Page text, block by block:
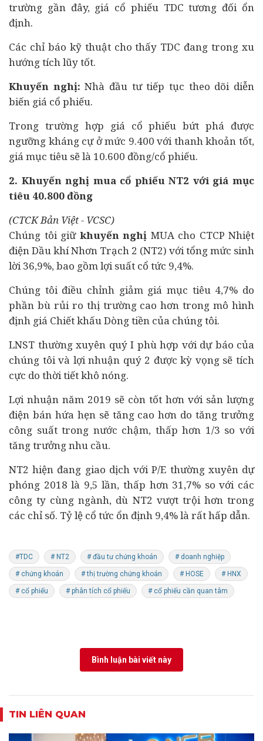
trường gần đây, giá cổ phiếu TDC tương đối ổn
định.
Các chỉ báo kỹ thuật cho thấy TDC đang trong xu
hướng tích lũy tốt.
Khuyến nghị:Nhà đầu tưtiếp tục theo dõi diễn
biến giá cổ phiếu.
Trong trường hợp giá cổ phiếu bứt phá được
ngưỡng kháng cự ở mức 9.400 với thanh khoản tốt,
giá mục tiêu sẽ là 10.600 đồng/cổ phiếu.
2. Khuyến nghị mua cổ phiếu NT2 với giá mục
tiêu 40.800 đồng
(CTCK Bản Việt - VCSC)
Chúng tôi giữkhuyến nghị MUA cho CTCP Nhiệt
điện Dầu khí Nhơn Trạch 2 (NT2) với tổng mức sinh
lời 36,9%, bao gồm lợi suất cổ tức 9,4%.
Chúng tôi điều chỉnh giảm giá mục tiêu 4,7% do
phần bù rủi ro thị trường cao hơn trong mô hình
định giá Chiết khấu Dòng tiền của chúng tôi.
LNST thường xuyên quý I phù hợp với dự báo của
chúng tôi và lợi nhuận quý 2 được kỳ vọng sẽ tích
cực do thời tiết khô nóng.
Lợi nhuận năm 2019 sẽ còn tốt hơn với sản lượng
điện bán hứa hẹn sẽ tăng cao hơn do tăng trưởng
công suất trong nước chậm, thấp hơn 1/3 so với
tăng trưởng nhu cầu.
NT2 hiện đang giao dịch với P/E thường xuyên dự
phóng 2018 là 9,5 lần, thấp hơn 31,7% so với các
công ty cùng ngành, dù NT2 vượt trội hơn trong
các chỉ số. Tỷ lệ cổ tức ổn định 9,4% là rất hấp dẫn.
#TDC # NT2 # đầu tư chứng khoán # doanh nghiệp
# chứng khoán # thị trường chứng khoán # HOSE # HNX
# cổ phiếu # phân tích cổ phiếu # cổ phiếu cần quan tâm
Bình luận bài viết này
TIN LIÊN QUAN